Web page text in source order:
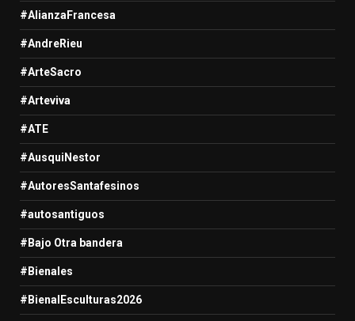
#AlianzaFrancesa
#AndreRieu
#ArteSacro
#Arteviva
#ATE
#AusquiNestor
#AutoresSantafesinos
#autosantiguos
#Bajo Otra bandera
#Bienales
#BienalEsculturas2026